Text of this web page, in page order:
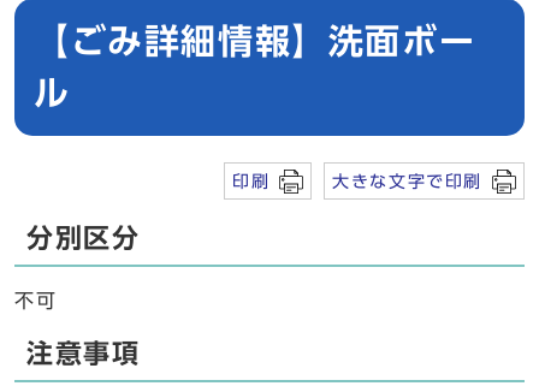
【ごみ詳細情報】洗面ボー
ル
印刷 大きな文字で印刷
分別区分
不可
注意事項